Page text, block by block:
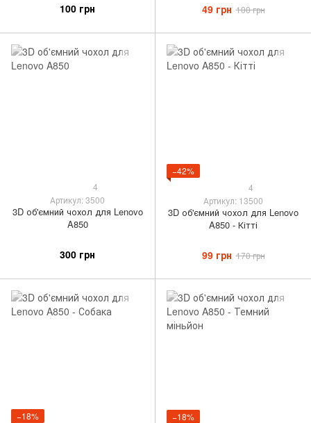
100 грн 49 грн 100 грн
4
Артикул: 3500
3D об'ємний чохол для Lenovo
A850
300 грн
−42%
4
Артикул: 13500
3D об'ємний чохол для Lenovo
A850 - Кітті
99 грн 170 грн
−18%
−18%